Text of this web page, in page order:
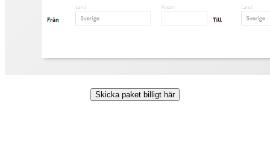
Skicka paket billigt här